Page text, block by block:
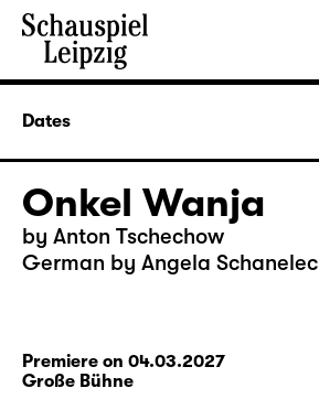
Dates
Onkel Wanja
by Anton Tschechow
German by Angela Schanelec
Premiere on 04.03.2027
Große Bühne